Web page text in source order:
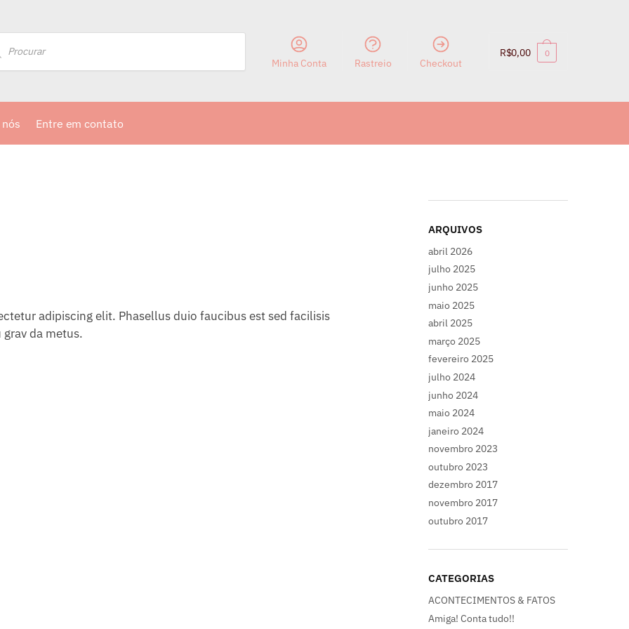
Minha Conta Rastreio Checkout
R$0,00 0
Entre em contato
adipiscing elit. Phasellus duio faucibus est sed facilisis
da metus.
ARQUIVOS
abril 2026
julho 2025
junho 2025
maio 2025
abril 2025
março 2025
fevereiro 2025
julho 2024
junho 2024
maio 2024
janeiro 2024
novembro 2023
outubro 2023
dezembro 2017
novembro 2017
outubro 2017
CATEGORIAS
ACONTECIMENTOS & FATOS
Amiga! Conta tudo!!